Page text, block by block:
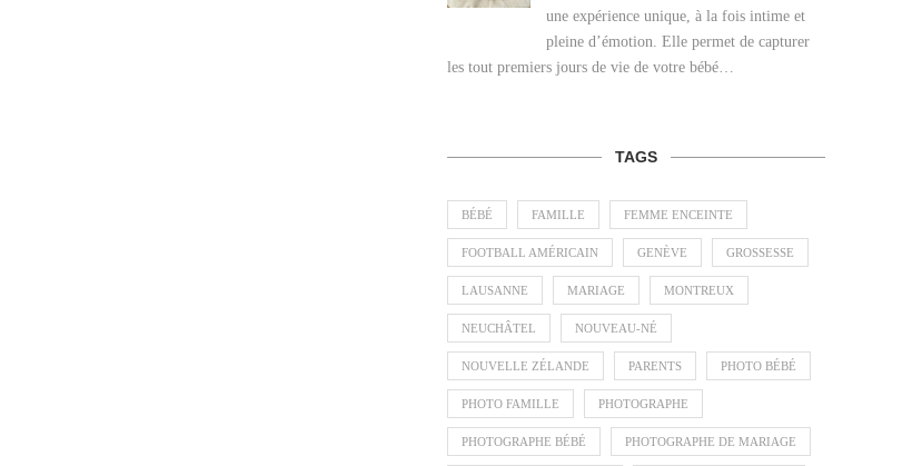
une expérience unique, à la fois intime et
pleine d’émotion. Elle permet de capturer
les tout premiers jours de vie de votre bébé…
TAGS
BÉBÉ FAMILLE FEMME ENCEINTE
FOOTBALL AMÉRICAIN GENÈVE GROSSESSE
LAUSANNE MARIAGE MONTREUX
NEUCHÂTEL NOUVEAU-NÉ
NOUVELLE ZÉLANDE PARENTS PHOTO BÉBÉ
PHOTO FAMILLE PHOTOGRAPHE
PHOTOGRAPHE BÉBÉ PHOTOGRAPHE DE MARIAGE